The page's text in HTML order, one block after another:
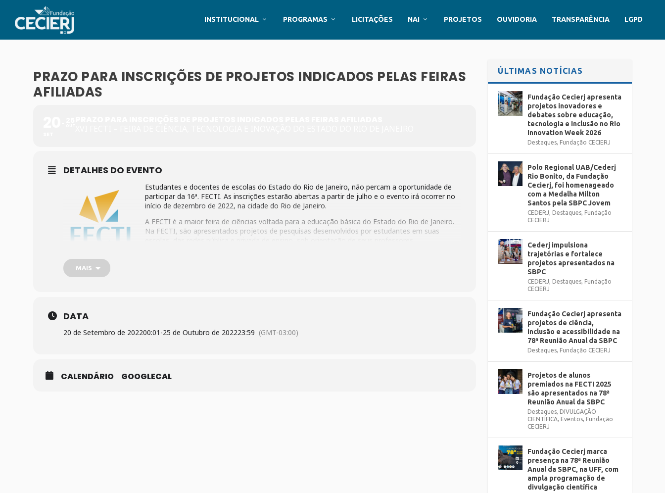
INSTITUCIONAL PROGRAMAS LICITAÇÕES NAI PROJETOS OUVIDORIA TRANSPARÊNCIA LGPD
PRAZO PARA INSCRIÇÕES DE PROJETOS INDICADOS PELAS FEIRAS
AFILIADAS
DETALHES DO EVENTO
Estudantes e docentes de escolas do Estado do Rio de Janeiro, não percam a oportunidade de
participar da 16ª. FECTI. As inscrições estarão abertas a partir de julho e o evento irá ocorrer no
início de dezembro de 2022, na cidade do Rio de Janeiro.
A FECTI é a maior feira de ciências voltada para a educação básica do Estado do Rio de Janeiro.
Na FECTI, são apresentados projetos de pesquisas desenvolvidos por estudantes em suas
MAIS
DATA
20 de Setembro de 202200:01 -25 de Outubro de 202223:59 (GMT-03:00)
CALENDÁRIO GOOGLECAL
ÚLTIMAS NOTÍCIAS
Fundação Cecierj apresenta
projetos inovadores e
debates sobre educação,
tecnologia e inclusão no Rio
Innovation Week 2026
Destaques, Fundação CECIERJ
Polo Regional UAB/Cederj
Rio Bonito, da Fundação
Cecierj, foi homenageado
com a Medalha Milton
Santos pela SBPC Jovem
CEDERJ, Destaques, Fundação
CECIERJ
Cederj impulsiona
trajetórias e fortalece
projetos apresentados na
SBPC
CEDERJ, Destaques, Fundação
CECIERJ
Fundação Cecierj apresenta
projetos de ciência,
inclusão e acessibilidade na
78ª Reunião Anual da SBPC
Destaques, Fundação CECIERJ
Projetos de alunos
premiados na FECTI 2025
são apresentados na 78ª
Reunião Anual da SBPC
Destaques, DIVULGAÇÃO
CIENTÍFICA, Eventos, Fundação
CECIERJ
Fundação Cecierj marca
presença na 78ª Reunião
Anual da SBPC, na UFF, com
ampla programação de
divulgação científica